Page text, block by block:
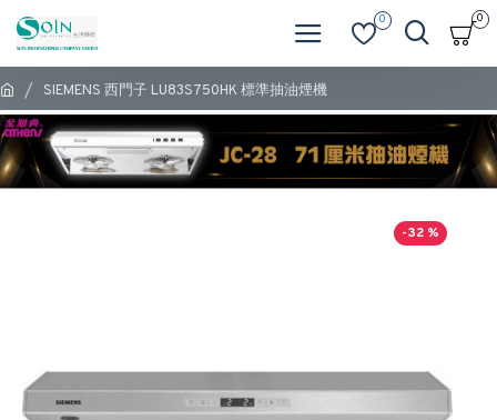
0 0
SIEMENS 西門子 LU83S750HK 標準抽油煙機
-32 %